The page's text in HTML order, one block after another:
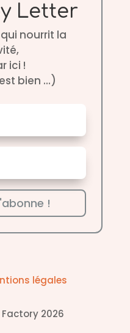
Letter
nourrit la
ici !
bien ...)
!
légales
Factory 2026